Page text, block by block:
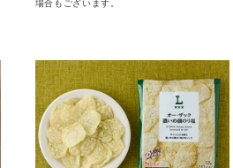
場合もございます。